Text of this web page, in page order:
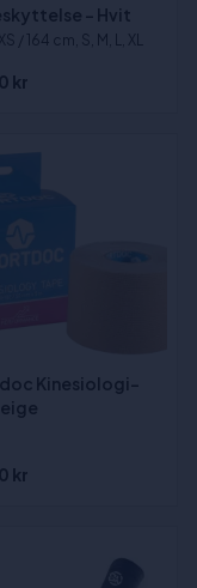
- Hvit
/ 164 cm, S, M, L, XL
kr
Kinesiologi-
kr